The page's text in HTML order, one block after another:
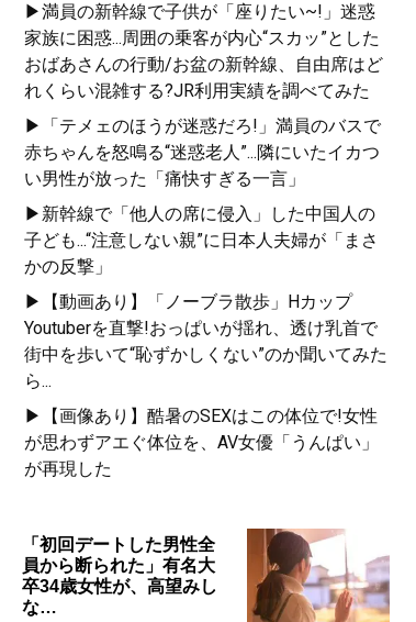
▶満員の新幹線で子供が「座りたい~!」迷惑
家族に困惑...周囲の乗客が内心“スカッ”とした
おばあさんの行動/お盆の新幹線、自由席はど
れくらい混雑する?JR利用実績を調べてみた
▶「テメェのほうが迷惑だろ!」満員のバスで
赤ちゃんを怒鳴る“迷惑老人”...隣にいたイカつ
い男性が放った「痛快すぎる一言」
▶新幹線で「他人の席に侵入」した中国人の
子ども...“注意しない親”に日本人夫婦が「まさ
かの反撃」
▶【動画あり】「ノーブラ散歩」Hカップ
Youtuberを直撃!おっぱいが揺れ、透け乳首で
街中を歩いて“恥ずかしくない”のか聞いてみた
ら...
▶【画像あり】酷暑のSEXはこの体位で!女性
が思わずアエぐ体位を、AV女優「うんぱい」
が再現した
「初回デートした男性全
員から断られた」有名大
卒34歳女性が、高望みし
な…